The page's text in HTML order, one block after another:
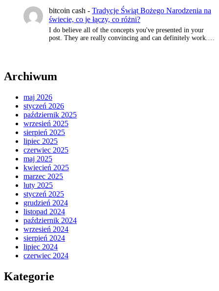
bitcoin cash - Tradycje Świąt Bożego Narodzenia na
świecie, co je łączy, co różni?
I do believe all of the concepts you've presented in your
post. They are really convincing and can definitely work.…
Archiwum
maj 2026
styczeń 2026
październik 2025
wrzesień 2025
sierpień 2025
lipiec 2025
czerwiec 2025
maj 2025
kwiecień 2025
marzec 2025
luty 2025
styczeń 2025
grudzień 2024
listopad 2024
październik 2024
wrzesień 2024
sierpień 2024
lipiec 2024
czerwiec 2024
Kategorie